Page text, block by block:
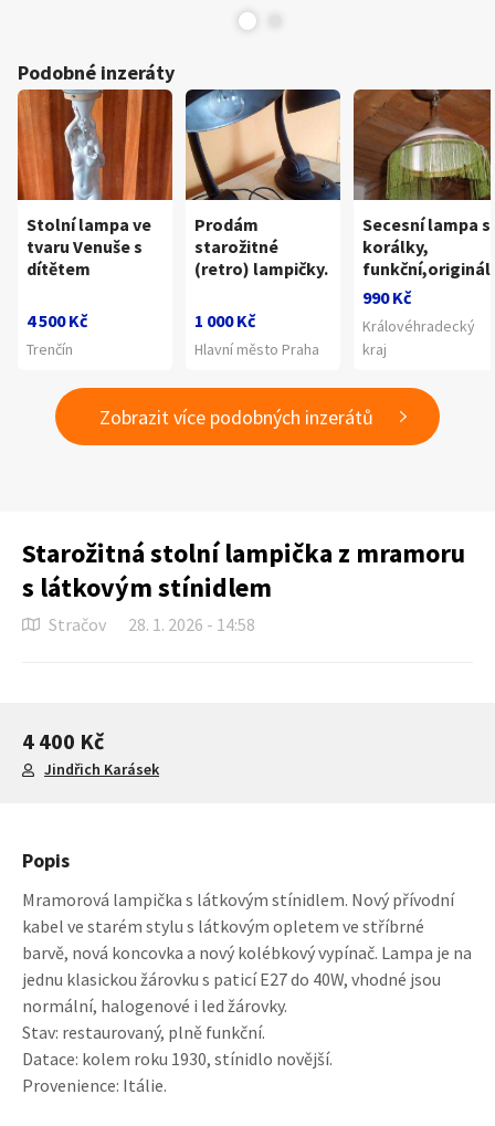
Podobné inzeráty
Stolní lampa ve
tvaru Venuše s
dítětem
4 500 Kč
Trenčín
Prodám
starožitné
(retro) lampičky.
1 000 Kč
Hlavní město Praha
Secesní lampa s
korálky,
funkční,originál
990 Kč
Královéhradecký
kraj
Zobrazit více podobných inzerátů
Starožitná stolní lampička z mramoru
s látkovým stínidlem
Stračov 28. 1. 2026 - 14:58
4 400 Kč
Jindřich Karásek
Popis
Mramorová lampička s látkovým stínidlem. Nový přívodní
kabel ve starém stylu s látkovým opletem ve stříbrné
barvě, nová koncovka a nový kolébkový vypínač. Lampa je na
jednu klasickou žárovku s paticí E27 do 40W, vhodné jsou
normální, halogenové i led žárovky.
Stav: restaurovaný, plně funkční.
Datace: kolem roku 1930, stínidlo novější.
Provenience: Itálie.